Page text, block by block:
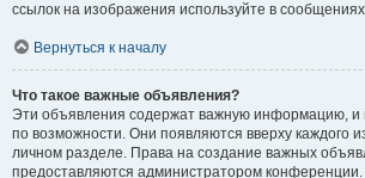
ссылок на изображения используйте в
Вернуться к началу
Что такое важные объявления?
Эти объявления содержат важную информацию, и
по возможности. Они появляются вверху каждого
личном разделе. Права на создание важных
предоставляются администратором конференции.